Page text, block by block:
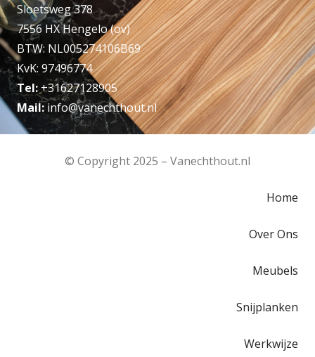
Sloetsweg 378
7556 HX Hengelo (ov)
BTW: NL005274106B69
KvK: 97496774
Tel:+31627128905
Mail: info@vanechthout.nl
© Copyright 2025 – Vanechthout.nl
Home
Over Ons
Meubels
Snijplanken
Werkwijze